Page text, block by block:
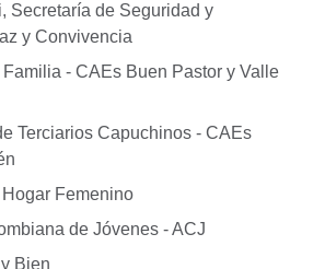
Secretaría de Seguridad y
y Convivencia
- CAEs Buen Pastor y Valle
Terciarios Capuchinos - CAEs
Hogar Femenino
de Jóvenes - ACJ
Bien